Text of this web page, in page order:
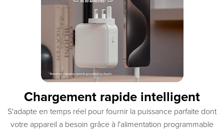
Chargement rapide intelligent
S'adapte en temps réel pour fournir la puissance parfaite dont
votre appareil a besoin grâce à l'alimentation programmable